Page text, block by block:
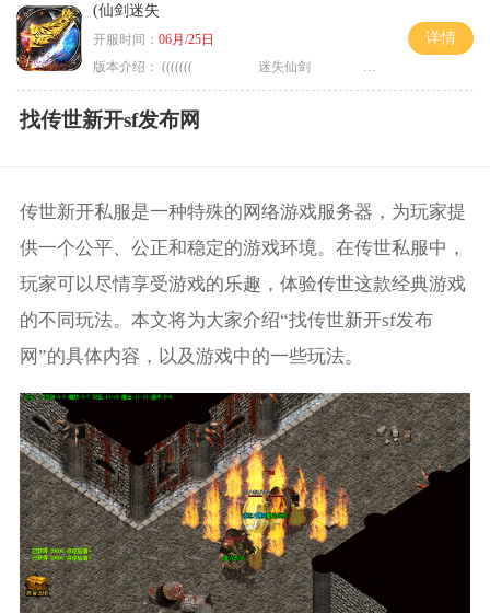
(仙剑迷失
开服时间： 06月/25日
版本介绍： ((((((( 迷失仙剑 )))))
详情
找传世新开sf发布网
传世新开私服是一种特殊的网络游戏服务器，为玩家提
供一个公平、公正和稳定的游戏环境。在传世私服中，
玩家可以尽情享受游戏的乐趣，体验传世这款经典游戏
的不同玩法。本文将为大家介绍“找传世新开sf发布
网”的具体内容，以及游戏中的一些玩法。